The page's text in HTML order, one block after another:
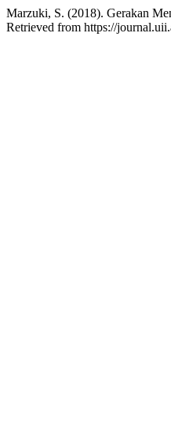
Marzuki, S. (2018). Gerakan
Retrieved from https://